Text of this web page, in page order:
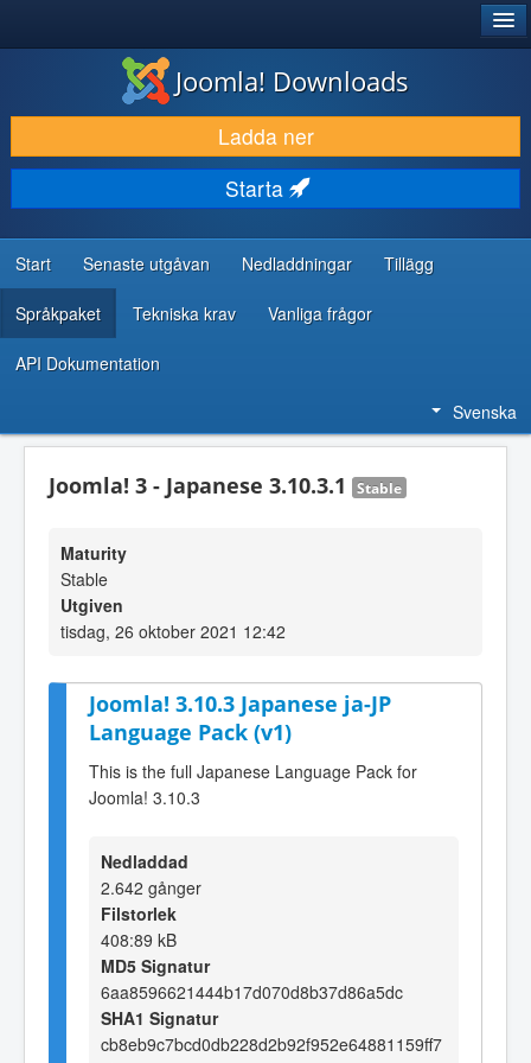
LADDA NER & UTÖKA
UPPTÄCK & LÄR
GEMENSKAP & SUPPORT
RESURSER FÖR UTVECKLARE
Joomla! Downloads
Ladda ner
Starta
Start Senaste utgåvan Nedladdningar Tillägg
Språkpaket Tekniska krav Vanliga frågor
API Dokumentation
Svenska
Joomla! 3 - Japanese 3.10.3.1 Stable
Maturity
Stable
Utgiven
tisdag, 26 oktober 2021 12:42
Joomla! 3.10.3 Japanese ja-JP
Language Pack (v1)
This is the full Japanese Language Pack for
Joomla! 3.10.3
Nedladdad
2.642 gånger
Filstorlek
408:89 kB
MD5 Signatur
6aa8596621444b17d070d8b37d86a5dc
SHA1 Signatur
cb8eb9c7bcd0db228d2b92f952e64881159ff7